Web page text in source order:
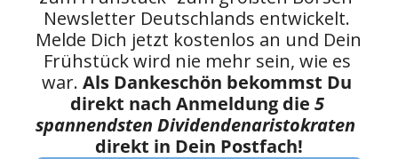
Newsletter Deutschlands entwickelt.
Melde Dich jetzt kostenlos an und Dein
Frühstück wird nie mehr sein, wie es
war. Als Dankeschön bekommst Du
direkt nach Anmeldung die 5
spannendsten Dividendenaristokraten
direkt in Dein Postfach!